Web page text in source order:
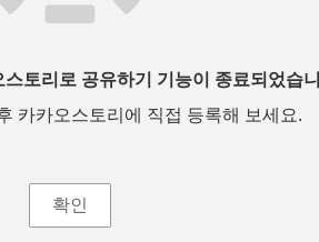
토리로 공유하기 기능이 종료되었습
카카오스토리에 직접 등록해 보세요.
확인